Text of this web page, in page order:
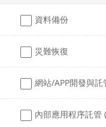
資料備份
災難恢復
網站/APP開發與託
內部應用程序託管